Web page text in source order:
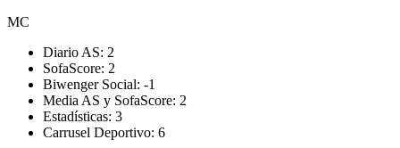
MC
Diario AS: 2
SofaScore: 2
Biwenger Social: -1
Media AS y SofaScore: 2
Estadísticas: 3
Carrusel Deportivo: 6